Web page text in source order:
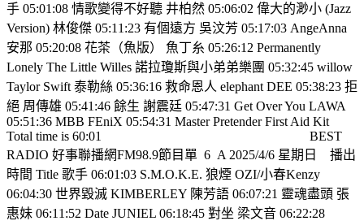
手 05:01:08 情歌變得不好聽 井柏然 05:06:02 偉大的渺小 (Jazz
Version) 林俊傑 05:11:23 有個遠方 吳汶芳 05:17:03 AngeAnna
安那 05:20:08 花茶（魚版） 魚丁糸 05:26:12 Permanently
Lonely The Little Willes 諾拉瓊斯與小弟弟樂團 05:32:45 willow
Taylor Swift 泰勒絲 05:36:16 救命恩人 elephant DEE 05:38:23 拒
絕 周傳雄 05:41:46 餘生 謝震廷 05:47:31 Get Over You LAWA
05:51:36 MBB FEniX 05:54:31 Master Pretender First Aid Kit
Total time is 60:01
BEST
RADIO 好事聯播網FM98.9節目單 6 A 2025/4/6 星期日
播出
時間 Title 歌手 06:01:03 S.M.O.K.E. 狼煙 OZI/小春Kenzy
06:04:30 世界毀滅 KIMBERLEY 陳芳語 06:07:21 靈魂盡頭 張
惠妹 06:11:52 Date JUNIEL 06:18:45 對坐 梁文音 06:22:28